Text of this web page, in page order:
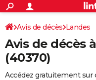
ACTUALITÉS
Politique
Société
Faits Divers
Education
Monde
Villes
+
SPORT
Coupe du monde 2026
Football
Tennis
Cyclisme
Rugby
Forum
FINANCE
Avis de décès Landes
Avis de décès
(40370)
Accédez gratuitement sur